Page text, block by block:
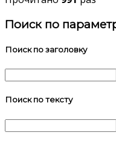
Поиск по
Поиск по заголовку
Поиск по тексту